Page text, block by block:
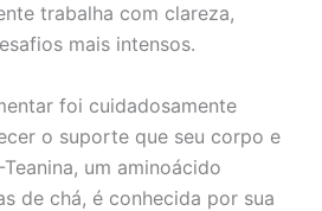
trabalha com clareza,
mais intensos.
foi cuidadosamente
o suporte que seu corpo e
um aminoácido
de chá, é conhecida por sua